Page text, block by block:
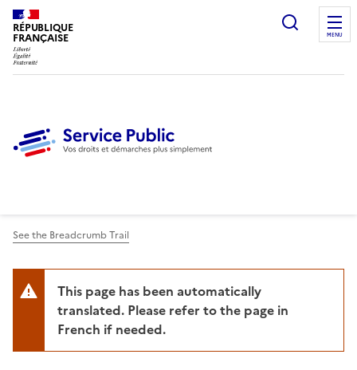
RÉPUBLIQUE
FRANÇAISE
Ouvrir
MENU
See the Breadcrumb Trail
This page has been automatically
translated. Please refer to the page in
French if needed.